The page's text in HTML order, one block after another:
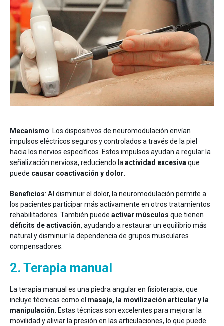
Mecanismo: Los dispositivos de neuromodulación envían
impulsos eléctricos seguros y controlados a través de la piel
hacia los nervios específicos. Estos impulsos ayudan a regular la
señalización nerviosa, reduciendo laactividad excesivaque
puede causar coactivación y dolor.
Beneficios: Al disminuir el dolor, la neuromodulación permite a
los pacientes participar más activamente en otros tratamientos
rehabilitadores. También puede activar músculos que tienen
déficits de activación, ayudando a restaurar un equilibrio más
natural y disminuir la dependencia de grupos musculares
compensadores.
2. Terapia manual
La terapia manual es una piedra angular en fisioterapia, que
incluye técnicas como el masaje, la movilización articular y la
manipulación. Estas técnicas son excelentes para mejorar la
movilidad y aliviar la presión en las articulaciones, lo que puede